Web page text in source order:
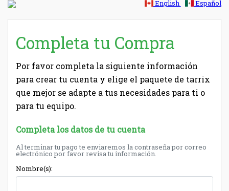
English Español
Completa tu Compra
Por favor completa la siguiente información
para crear tu cuenta y elige el paquete de tarrix
que mejor se adapte a tus necesidades para ti o
para tu equipo.
Completa los datos de tu cuenta
Al terminar tu pago te enviaremos la contraseña por correo
electrónico por favor revisa tu información.
Nombre(s):